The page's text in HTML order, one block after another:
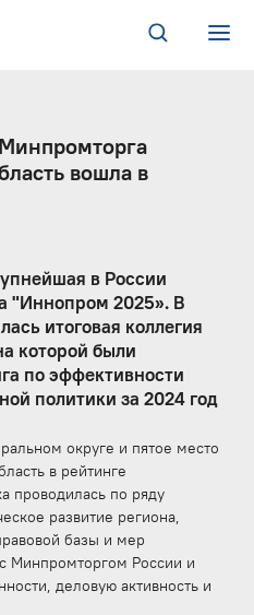
вошла в
в России
"Иннопром 2025». В
итоговая коллегия
которой были
по эффективности
политики за 2024 год
округе и пятое место
в рейтинге
проводилась по ряду
развитие региона,
базы и мер
Минпромторгом России и
деловую активность и